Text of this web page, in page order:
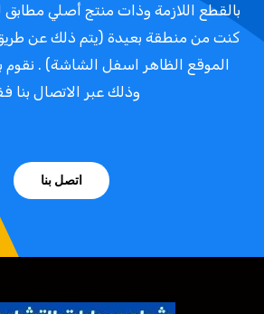
بالقطع اللازمة وذات منتج أصلي مطابق
كنت من منطقة بعيدة (يتم ذلك عن طريق
الموقع الظاهر اسفل الشاشة) . نقوم
وذلك عبر الاتصال بنا
اتصل بنا